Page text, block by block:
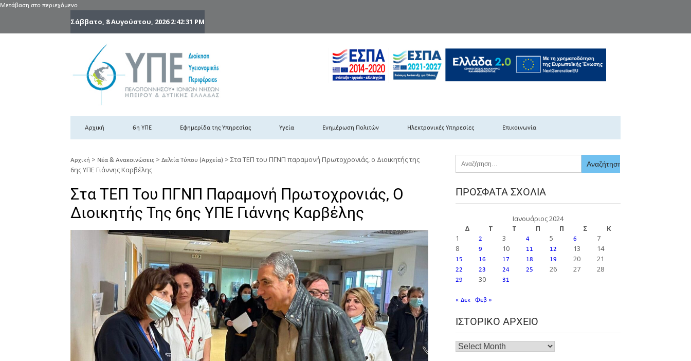
Μετάβαση στο περιεχόμενο
Σάββατο, 8 Αυγούστου, 20262:42:31 PM
6η Υγειονομική Περιφέρεια Πελοποννήσου- Ιονίων Νήσων-Ηπείρου & Δυτικής Ελλάδας
Αρχική 6η ΥΠΕ Εφημερίδα της Υπηρεσίας Υγεία Ενημέρωση Πολιτών Ηλεκτρονικές Υπηρεσίες Επικοινωνία
Αρχική > Νέα & Ανακοινώσεις > Δελτία Τύπου (Αρχεία) > Στα ΤΕΠ του ΠΓΝΠ παραμονή Πρωτοχρονιάς, ο Διοικητής της
6ης ΥΠΕ Γιάννης Καρβέλης
Στα ΤΕΠ Του ΠΓΝΠ Παραμονή Πρωτοχρονιάς, Ο
Διοικητής Της 6ης ΥΠΕ Γιάννης Καρβέλης
ΠΡΌΣΦΑΤΑ ΣΧΌΛΙΑ
Ιανουάριος 2024
Δ
Τ Τ Π Π Σ
Κ
1
2 3 4 5 6
7
8
9 10 11 12 13 14
15 16 17 18 19 20 21
22 23 24 25 26 27 28
29 30 31
« Δεκ Φεβ »
ΙΣΤΟΡΙΚΌ ΑΡΧΕΊΟ